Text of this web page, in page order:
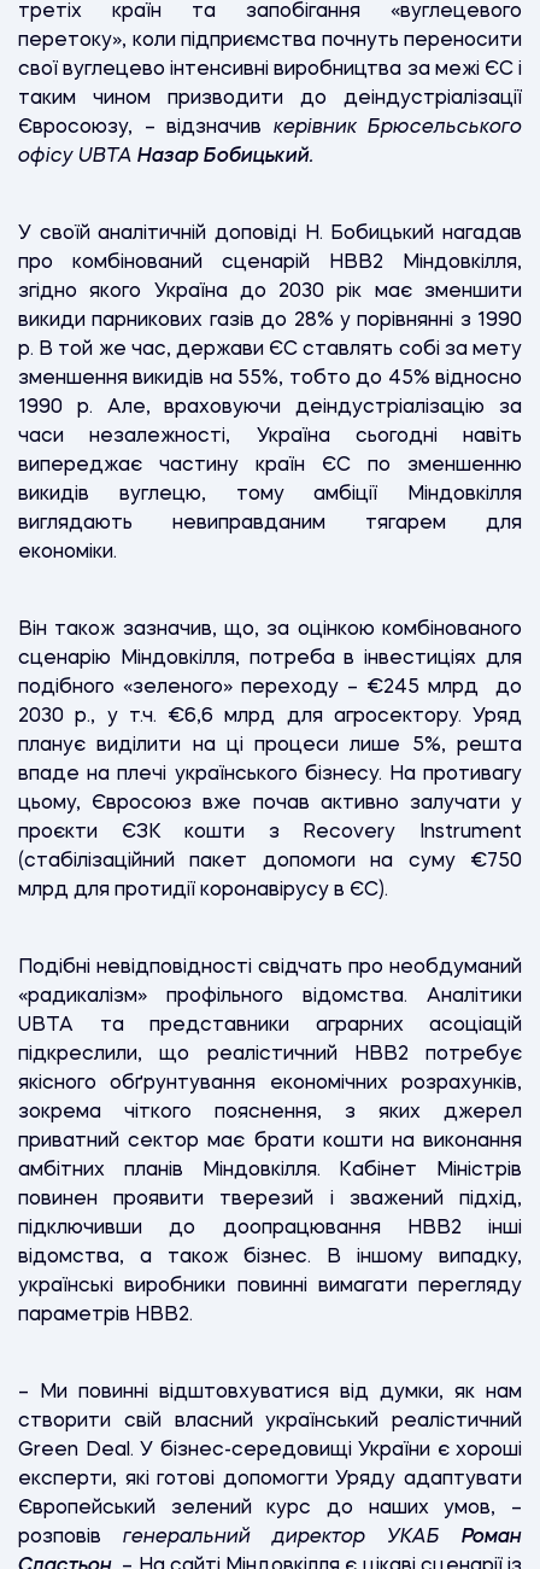
третіх країн та запобігання «вуглецевого
перетоку», коли підприємства почнуть переносити
свої вуглецево інтенсивні виробництва за межі ЄС і
таким чином призводити до деіндустріалізації
Євросоюзу, – відзначив керівник Брюсельського
офісу UBTA Назар Бобицький.
У своїй аналітичній доповіді Н. Бобицький нагадав
про комбінований сценарій НВВ2 Міндовкілля,
згідно якого Україна до 2030 рік має зменшити
викиди парникових газів до 28% у порівнянні з 1990
р. В той же час, держави ЄС ставлять собі за мету
зменшення викидів на 55%, тобто до 45% відносно
1990 р. Але, враховуючи деіндустріалізацію за
часи незалежності, Україна сьогодні навіть
випереджає частину країн ЄС по зменшенню
викидів вуглецю, тому амбіції Міндовкілля
виглядають невиправданим тягарем для
економіки.
Він також зазначив, що, за оцінкою комбінованого
сценарію Міндовкілля, потреба в інвестиціях для
подібного «зеленого» переходу – €245 млрд до
2030 р., у т.ч. €6,6 млрд для агросектору. Уряд
планує виділити на ці процеси лише 5%, решта
впаде на плечі українського бізнесу. На противагу
цьому, Євросоюз вже почав активно залучати у
проєкти ЄЗК кошти з Recovery Instrument
(стабілізаційний пакет допомоги на суму €750
млрд для протидії коронавірусу в ЄС).
Подібні невідповідності свідчать про необдуманий
«радикалізм» профільного відомства. Аналітики
UBTA та представники аграрних асоціацій
підкреслили, що реалістичний НВВ2 потребує
якісного обґрунтування економічних розрахунків,
зокрема чіткого пояснення, з яких джерел
приватний сектор має брати кошти на виконання
амбітних планів Міндовкілля. Кабінет Міністрів
повинен проявити тверезий і зважений підхід,
підключивши до доопрацювання НВВ2 інші
відомства, а також бізнес. В іншому випадку,
українські виробники повинні вимагати перегляду
параметрів НВВ2.
– Ми повинні відштовхуватися від думки, як нам
створити свій власний український реалістичний
Green Deal. У бізнес-середовищі України є хороші
експерти, які готові допомогти Уряду адаптувати
Європейський зелений курс до наших умов, –
розповів генеральний директор УКАБ Роман